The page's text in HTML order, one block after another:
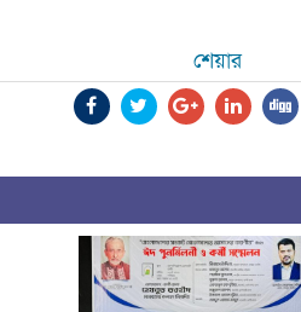
শেয়ার